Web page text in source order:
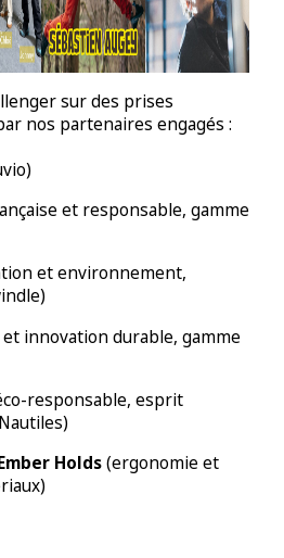
sur des prises
nos partenaires engagés :
et responsable, gamme
et environnement,
innovation durable, gamme
responsable, esprit
Holds(ergonomie et